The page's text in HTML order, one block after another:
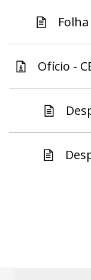
Ofício -